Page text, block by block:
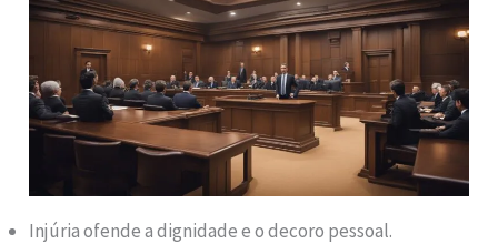
Injúria ofende a dignidade e o decoro pessoal.